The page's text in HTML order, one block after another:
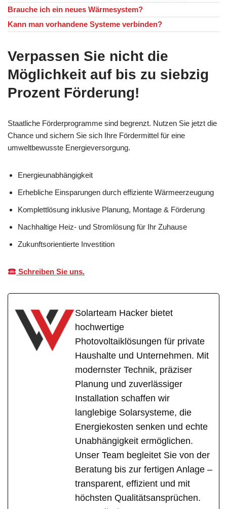
Brauche ich ein neues Wärmesystem?
Kann man vorhandene Systeme verbinden?
Verpassen Sie nicht die
Möglichkeit auf bis zu siebzig
Prozent Förderung!
Staatliche Förderprogramme sind begrenzt. Nutzen Sie jetzt die
Chance und sichern Sie sich Ihre Fördermittel für eine
umweltbewusste Energieversorgung.
Energieunabhängigkeit
Erhebliche Einsparungen durch effiziente Wärmeerzeugung
Komplettlösung inklusive Planung, Montage & Förderung
Nachhaltige Heiz- und Stromlösung für Ihr Zuhause
Zukunftsorientierte Investition
Schreiben Sie uns.
Solarteam Hacker bietet
hochwertige
Photovoltaiklösungen für private
Haushalte und Unternehmen. Mit
modernster Technik, präziser
Planung und zuverlässiger
Installation schaffen wir
langlebige Solarsysteme, die
Energiekosten senken und echte
Unabhängigkeit ermöglichen.
Unser Team begleitet Sie von der
Beratung bis zur fertigen Anlage –
transparent, effizient und mit
höchsten Qualitätsansprüchen.